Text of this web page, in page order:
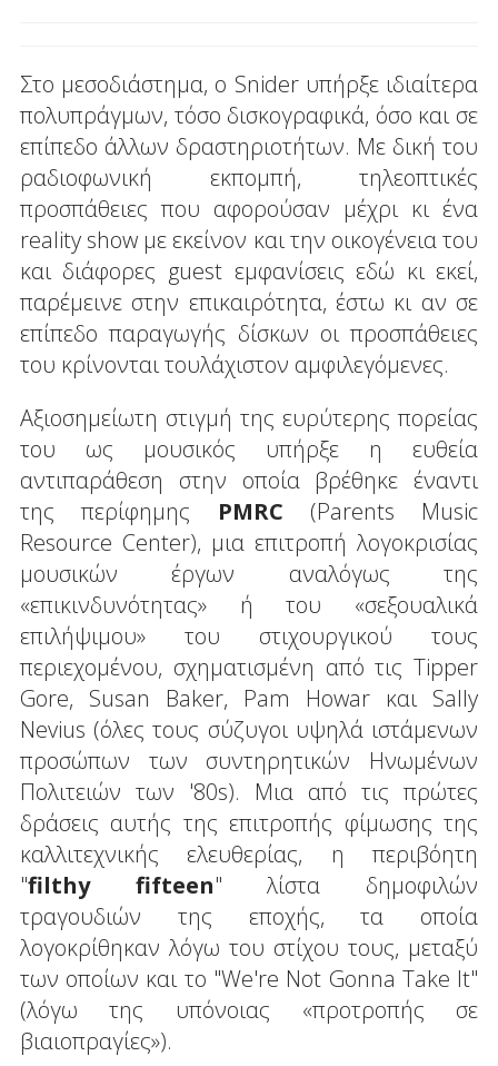
Στο μεσοδιάστημα, ο Snider υπήρξε ιδιαίτερα
πολυπράγμων, τόσο δισκογραφικά, όσο και σε
επίπεδο άλλων δραστηριοτήτων. Με δική του
ραδιοφωνική εκπομπή, τηλεοπτικές
προσπάθειες που αφορούσαν μέχρι κι ένα
reality show με εκείνον και την οικογένεια του
και διάφορες guest εμφανίσεις εδώ κι εκεί,
παρέμεινε στην επικαιρότητα, έστω κι αν σε
επίπεδο παραγωγής δίσκων οι προσπάθειες
του κρίνονται τουλάχιστον αμφιλεγόμενες.
Αξιοσημείωτη στιγμή της ευρύτερης πορείας
του ως μουσικός υπήρξε η ευθεία
αντιπαράθεση στην οποία βρέθηκε έναντι
της περίφημης PMRC (Parents Music
Resource Center), μια επιτροπή λογοκρισίας
μουσικών έργων αναλόγως της
«επικινδυνότητας» ή του «σεξουαλικά
επιλήψιμου» του στιχουργικού τους
περιεχομένου, σχηματισμένη από τις Tipper
Gore, Susan Baker, Pam Howar και Sally
Nevius (όλες τους σύζυγοι υψηλά ιστάμενων
προσώπων των συντηρητικών Ηνωμένων
Πολιτειών των '80s). Μια από τις πρώτες
δράσεις αυτής της επιτροπής φίμωσης της
καλλιτεχνικής ελευθερίας, η περιβόητη
"filthy fifteen" λίστα δημοφιλών
τραγουδιών της εποχής, τα οποία
λογοκρίθηκαν λόγω του στίχου τους, μεταξύ
των οποίων και το "We're Not Gonna Take It"
(λόγω της υπόνοιας «προτροπής σε
βιαιοπραγίες»).